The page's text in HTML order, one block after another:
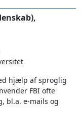
hjælp af sproglig
FBI ofte
bl.a. e-mails og